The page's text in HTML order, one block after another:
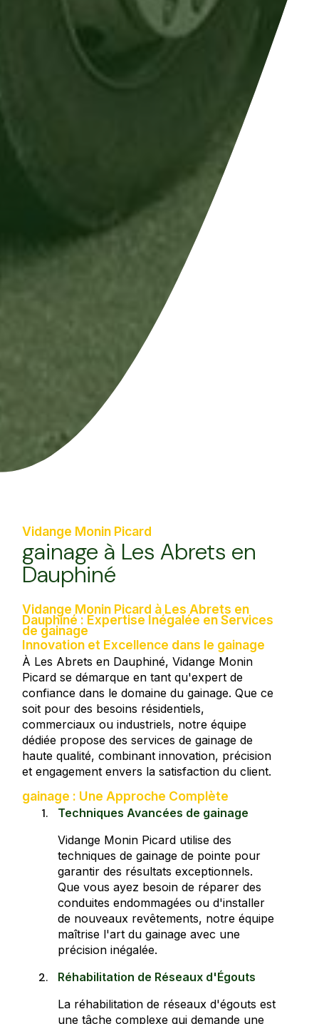
Vidange Monin Picard
gainage à Les Abrets en
Dauphiné
Vidange Monin Picard à Les Abrets en
Dauphiné : Expertise Inégalée en Services
de gainage
Innovation et Excellence dans le gainage
À Les Abrets en Dauphiné, Vidange Monin
Picard se démarque en tant qu'expert de
confiance dans le domaine du gainage. Que ce
soit pour des besoins résidentiels,
commerciaux ou industriels, notre équipe
dédiée propose des services de gainage de
haute qualité, combinant innovation, précision
et engagement envers la satisfaction du client.
gainage : Une Approche Complète
Techniques Avancées de gainage
Vidange Monin Picard utilise des
techniques de gainage de pointe pour
garantir des résultats exceptionnels.
Que vous ayez besoin de réparer des
conduites endommagées ou d'installer
de nouveaux revêtements, notre équipe
maîtrise l'art du gainage avec une
précision inégalée.
Réhabilitation de Réseaux d'Égouts
La réhabilitation de réseaux d'égouts est
une tâche complexe qui demande une